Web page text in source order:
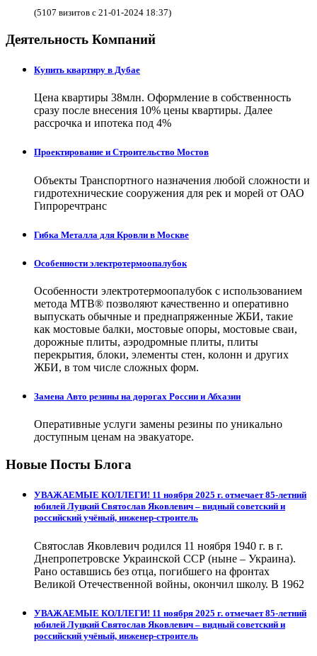
(5107 визитов с 21-01-2024 18:37)
Деятельность Компаний
Купить квартиру в Дубае
Цена квартиры 38млн. Оформление в собственность
сразу после внесения 10% цены квартиры. Далее
рассрочка и ипотека под 4%
Проектирование и Строительство Мостов
Объекты Транспортного назначения любой сложности и
гидротехнические сооружения для рек и морей от ОАО
Гипроречтранс
Гибка Металла для Кровли в Москве
Особенности электротермоопалубок
Особенности электротермоопалубок с использованием
метода МТВ® позволяют качественно и оперативно
выпускать обычные и преднапряженные ЖБИ, такие
как мостовые балки, мостовые опоры, мостовые сваи,
дорожные плиты, аэродромные плиты, плиты
перекрытия, блоки, элементы стен, колонн и других
ЖБИ, в том числе сложных форм.
Замена Авто резины на дорогах России и Абхазии
Оперативные услуги замены резины по уникально
доступным ценам на эвакуаторе.
Новые Посты Блога
УВАЖАЕМЫЕ КОЛЛЕГИ! 11 ноября 2025 г. отмечает 85-летний
юбилей Луцкий Святослав Яковлевич – видный советский и
российский учёный, инженер-строитель
Святослав Яковлевич родился 11 ноября 1940 г. в г.
Днепропетровске Украинской ССР (ныне – Украина).
Рано оставшись без отца, погибшего на фронтах
Великой Отечественной войны, окончил школу. В 1962
УВАЖАЕМЫЕ КОЛЛЕГИ! 11 ноября 2025 г. отмечает 85-летний
юбилей Луцкий Святослав Яковлевич – видный советский и
российский учёный, инженер-строитель